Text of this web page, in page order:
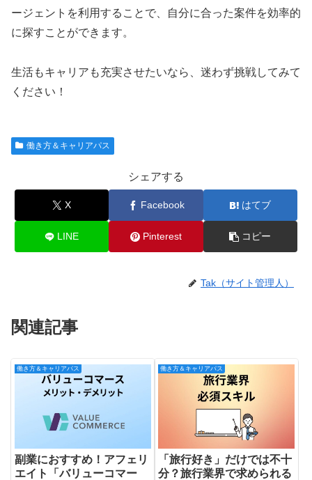
ージェントを利用することで、自分に合った案件を効率的
に探すことができます。
生活もキャリアも充実させたいなら、迷わず挑戦してみて
ください！
働き方＆キャリアパス
シェアする
X Facebook はてブ
LINE Pinterest コピー
Tak（サイト管理人）
関連記事
働き方＆キャリアパス
副業におすすめ！アフェリ
エイト「バリューコマー
働き方＆キャリアパス
「旅行好き」だけでは不十
分？旅行業界で求められる